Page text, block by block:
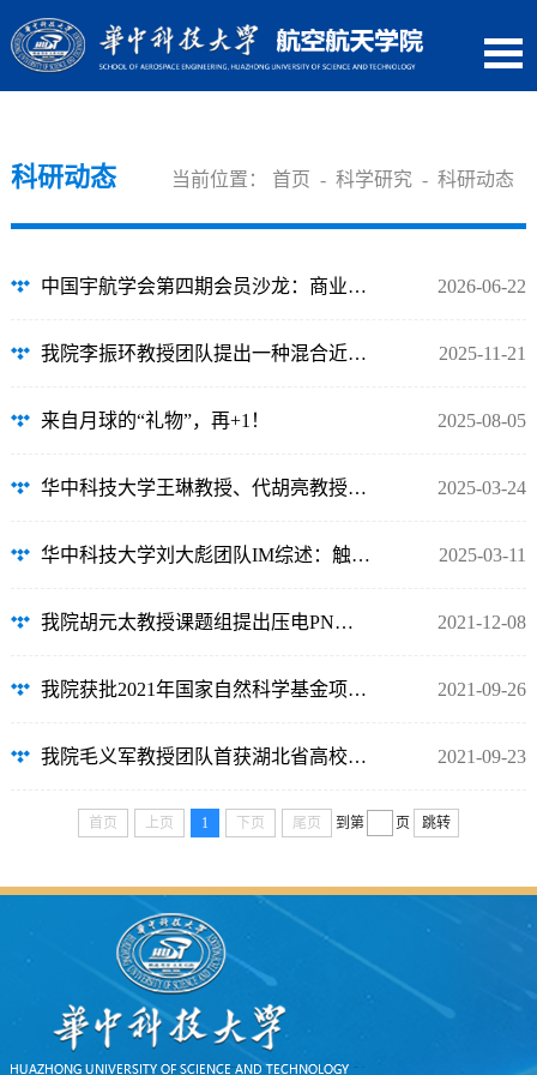
科研动态 当前位置： 首页 -科学研究 -科研动态
中国宇航学会第四期会员沙龙：商业航天运载技术与空间载荷创新发展专题活动通知 2026-06-22
我院李振环教授团队提出一种混合近场动力学框架用于模拟超弹性材料中的断裂 2025-11-21
来自月球的“礼物”，再+1！ 2025-08-05
华中科技大学王琳教授、代胡亮教授等：细长输流管道大变形动力学研究进展 2025-03-24
华中科技大学刘大彪团队IM综述：触觉传感材料与技术及机器学习在人形机器人纹理感... 2025-03-11
我院胡元太教授课题组提出压电PN结性能调控的人工势垒方法 2021-12-08
我院获批2021年国家自然科学基金项目资助15项 2021-09-26
我院毛义军教授团队首获湖北省高校省级研究生教改项目立项 2021-09-23
首页 上页 1 下页 尾页 到第 页 跳转